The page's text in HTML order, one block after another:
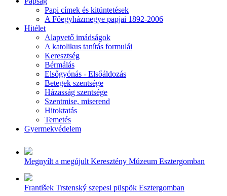
Papi címek és kitüntetések
A Főegyházmegye papjai 1892-2006
Hitélet
Alapvető imádságok
A katolikus tanítás formulái
Keresztség
Bérmálás
Elsőgyónás - Elsőáldozás
Betegek szentsége
Házasság szentsége
Szentmise, miserend
Hitoktatás
Temetés
Gyermekvédelem
Megnyílt a megújult Keresztény Múzeum Esztergomban
František Trstenský szepesi püspök Esztergomban